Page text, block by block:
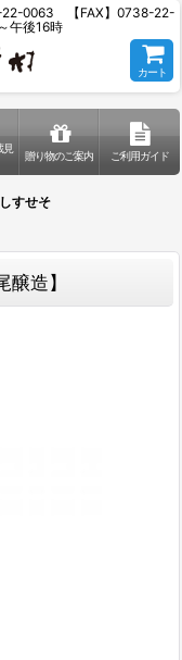
22-0063 【FAX】0738-22-
午後16時
カート
見
贈り物のご案内 ご利用ガイド
すせそ
造】